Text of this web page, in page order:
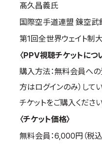
サ
日
髙久昌義氏
国際空手道連盟 錬空武
第1回全世界ウェイト制
〈PPV視聴チケットにつ
購入方法：無料会員へ
方はログインのみ）して
チケットをご購入ください
〈チケット価格〉
無料会員：6,000円（税込